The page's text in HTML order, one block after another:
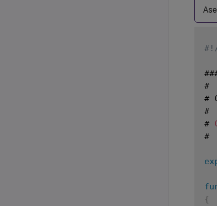
#
#
#
#
#
{